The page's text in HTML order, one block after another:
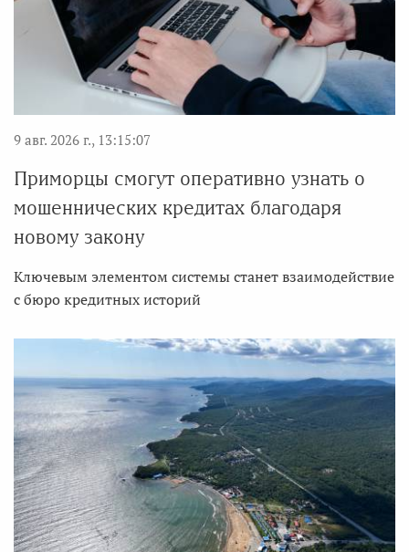
9 авг. 2026 г., 13:15:07
Приморцы смогут оперативно узнать о
мошеннических кредитах благодаря
новому закону
Ключевым элементом системы станет взаимодействие
с бюро кредитных историй